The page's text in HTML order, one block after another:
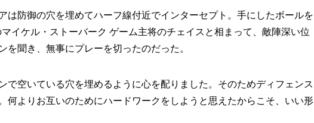
防御の穴を埋めてハーフ線付近でインターセプト。手にしたボールを
イケル・ストーバーク ゲーム主将のチェイスと相まって、敵陣深い位
を聞き、無事にプレーを切ったのだった。
で空いている穴を埋めるように心を配りました。そのためディフェンス
何よりお互いのためにハードワークをしようと思えたからこそ、いい形